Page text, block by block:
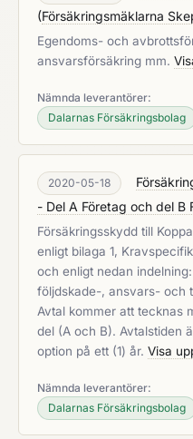
(Försäkringsmäklarna
Egendoms- och
ansvarsförsäkring mm.
Nämnda leverantörer:
Dalarnas Försäkringsbolag
2020-05-18
- Del A Företag och del B
Försäkringsskydd till
enligt bilaga 1,
och enligt nedan
följdskade-, ansvars- och
Avtal kommer att tecknas
del (A och B). Avtalstiden
option på ett (1) år. Visa
Nämnda leverantörer:
Dalarnas Försäkringsbolag